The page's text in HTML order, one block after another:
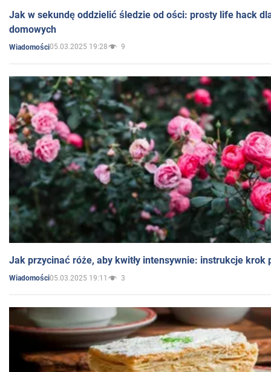
Jak w sekundę oddzielić śledzie od ości: prosty life hack
domowych
Wiadomości05.03.2025 19:28 9
Jak przycinać róże, aby kwitły intensywnie: instrukcje krok
Wiadomości05.03.2025 19:11 3